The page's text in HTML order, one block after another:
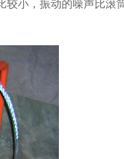
较小，振动的噪声比滚